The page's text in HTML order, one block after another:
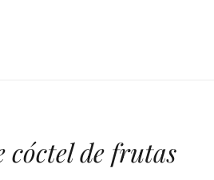
cóctel de frutas